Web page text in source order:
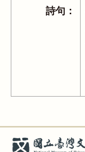
詩句：